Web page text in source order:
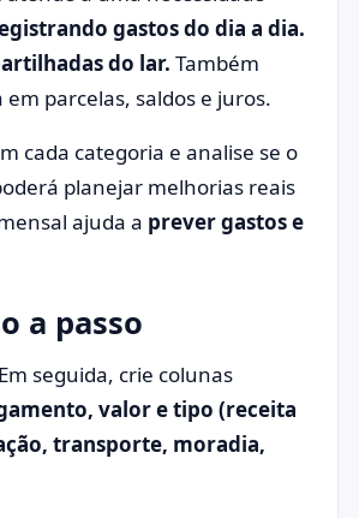
gastos do dia a dia.
do lar. Também
em parcelas, saldos e juros.
cada categoria e analise se o
planejar melhorias reais
ajuda a prever gastos e
a passo
seguida, crie colunas
valor e tipo (receita
transporte, moradia,